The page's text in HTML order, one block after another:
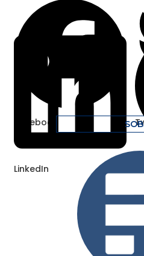
Facebook
LinkedIn